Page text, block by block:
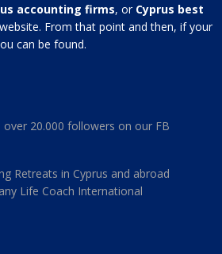
accounting firms, or Cyprus best
From that point and then, if your
can be found.
20.000 followers on our FB
Retreats in Cyprus and abroad
Life Coach International